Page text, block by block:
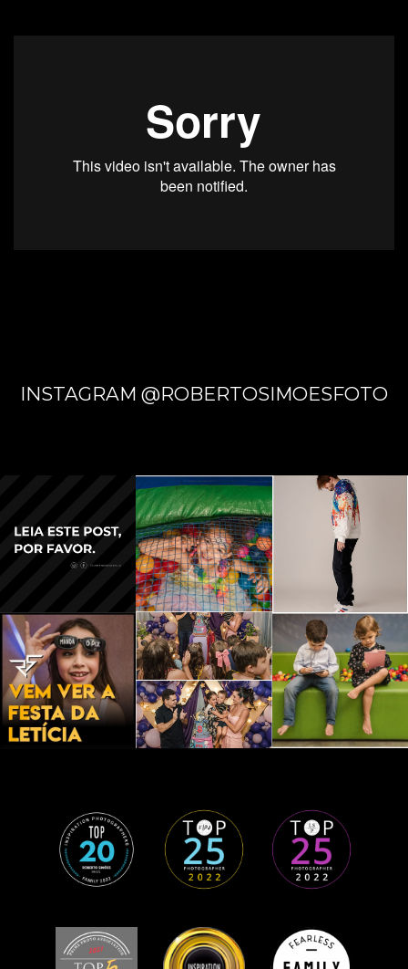
E DAS
S
INDÍGE
NAS -
CAMPO
GRAND
E - MS
INSTAGRAM @ROBERTOSIMOESFOTO